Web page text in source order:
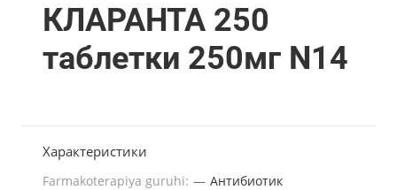
КЛАРАНТА 250
таблетки 250мг N14
Характеристики
Farmakoterapiya guruhi: — Антибиотик